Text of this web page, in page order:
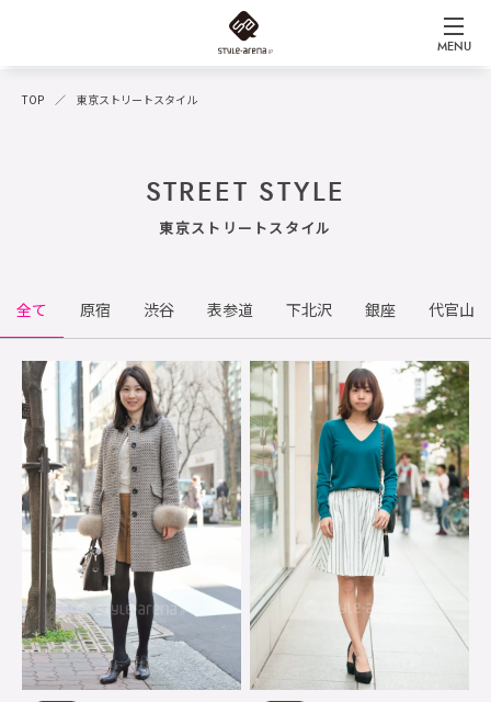
MENU
TOP 東京ストリートスタイル
STREET STYLE
東京ストリートスタイル
全て 原宿 渋谷 表参道 下北沢 銀座 代官山